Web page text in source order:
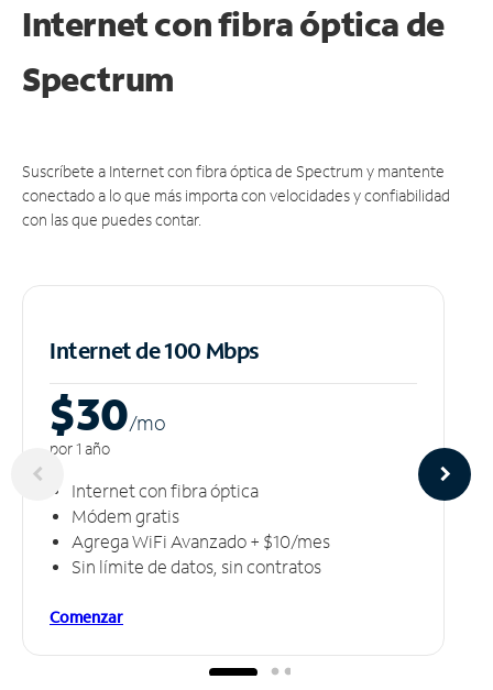
Internet con fibra óptica de
Spectrum
Suscríbete a Internet con fibra óptica de Spectrum y mantente
conectado a lo que más importa con velocidades y confiabilidad
con las que puedes contar.
Internet de 100 Mbps
$30/mo
por 1 año
Internet con fibra óptica
Módem gratis
Agrega WiFi Avanzado + $10/mes
Sin límite de datos, sin contratos
Comenzar